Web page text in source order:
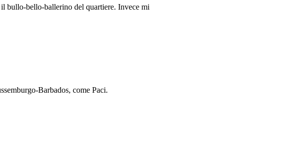
bullo-bello-ballerino del quartiere. Invece mi
Barbados, come Paci.